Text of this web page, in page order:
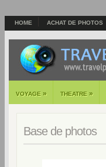
HOME ACHAT DE PHOTOS
VOYAGE » THEATRE »
Base de photos